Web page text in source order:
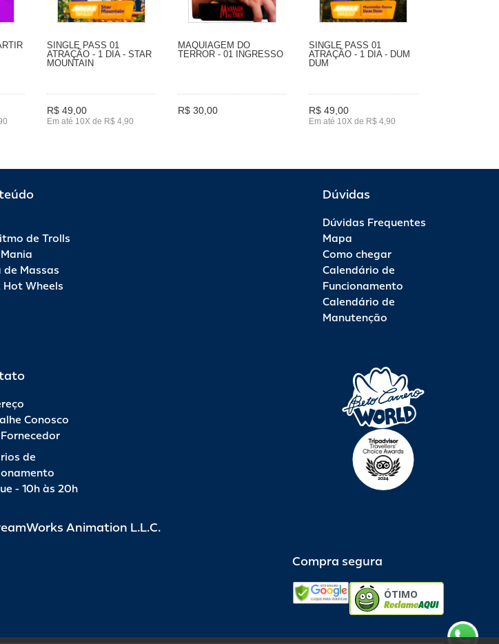
SINGLE PASS 01
ATRAÇÃO - 1 DIA - STAR
MOUNTAIN
R$ 49,00
Em até 10X de R$ 4,90
MAQUIAGEM DO
TERROR - 01 INGRESSO
R$ 30,00
SINGLE PASS 01
ATRAÇÃO - 1 DIA - DUM
DUM
R$ 49,00
Em até 10X de R$ 4,90
de Trolls
de Massas
Hot Wheels
Dúvidas
Dúvidas Frequentes
Mapa
Como chegar
Calendário de
Funcionamento
Calendário de
Manutenção
Conosco
de
- 10h às 20h
Animation L.L.C.
Compra segura
ÓTIMO